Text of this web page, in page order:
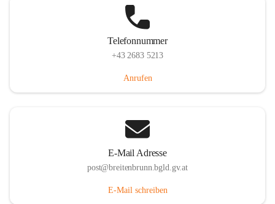
Telefonnummer
+43 2683 5213
Anrufen
E-Mail Adresse
post@breitenbrunn.bgld.gv.at
E-Mail schreiben